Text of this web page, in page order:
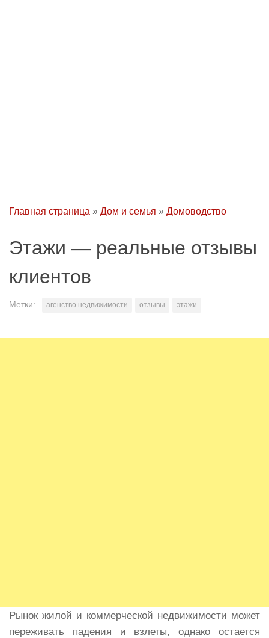
Главная страница » Дом и семья » Домоводство
Этажи — реальные отзывы
клиентов
Метки: агенство недвижимости отзывы этажи
Рынок жилой и коммерческой недвижимости может
переживать падения и взлеты, однако остается